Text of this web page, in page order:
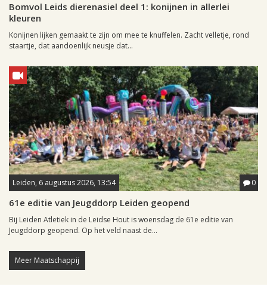
Bomvol Leids dierenasiel deel 1: konijnen in allerlei
kleuren
Konijnen lijken gemaakt te zijn om mee te knuffelen. Zacht velletje, rond
staartje, dat aandoenlijk neusje dat...
Leiden, 6 augustus 2026, 13:54 0
61e editie van Jeugddorp Leiden geopend
Bij Leiden Atletiek in de Leidse Hout is woensdag de 61e editie van
Jeugddorp geopend. Op het veld naast de...
Meer Maatschappij